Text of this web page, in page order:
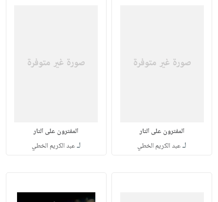
المفترون على التار
لـعبد الكريم الخطي
المفترون على التار
لـعبد الكريم الخطي